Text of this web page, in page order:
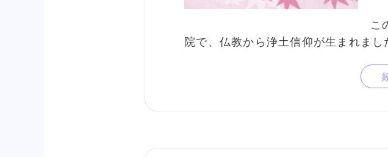
こ
院で、仏教から浄土信仰が生まれまし